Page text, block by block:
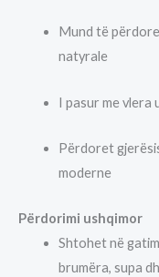
Mund të
natyrale
I pasur me vlera
Përdoret
moderne
Përdorimi ushqimor
Shtohet në
brumëra, supa